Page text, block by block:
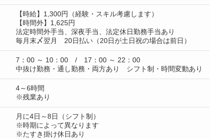
【時給】1,300円（経験・スキル考慮します）
【時間外】1,625円
法定時間外手当、深夜手当、法定休日勤務手当あり
毎月末〆翌月 20日払い（20日が土日祝の場合は前日）
7：00 ～ 10：00 / 17：00 ～ 22：00
中抜け勤務・通し勤務・両方あり シフト制・時間変動あり
4～6時間
※残業あり
月に4日～8日（シフト制）
※時期によって異なります
※たすき掛け休日あり